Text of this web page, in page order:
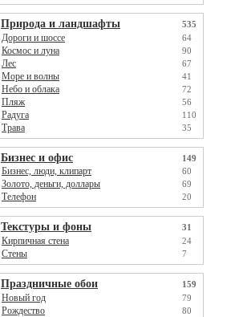
Природа и ландшафты 535
Дороги и шоссе 64
Космос и луна 90
Лес 67
Море и волны 41
Небо и облака 72
Пляж 56
Радуга 110
Трава 35
Бизнес и офис 149
Бизнес, люди, клипарт 60
Золото, деньги, доллары 69
Телефон 20
Текстуры и фоны 31
Кирпичная стена 24
Стены 7
Праздничные обои 159
Новый год 79
Рождество 80